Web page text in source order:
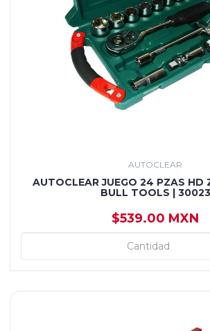
AUTOCLEAR
AUTOCLEAR JUEGO 24 PZAS HD
BULL TOOLS | 30023
$539.00 MXN
+ AGREGAR